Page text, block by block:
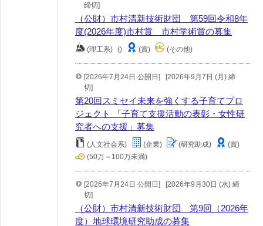
締切]
（公財）市村清新技術財団 第59回令和8年
度(2026年度)市村賞 市村学術賞の募集
(理工系) () (賞) (その他)
[2026年7月24日 公開日]
[2026年9月7日 (月) 締
切]
第20回スミセイ未来を強くする子育てプロ
ジェクト 「子育て支援活動の表彰・女性研
究者への支援」募集
(人文社会系) (企業) (研究助成)
(賞)
(50万～100万未満)
[2026年7月24日 公開日]
[2026年9月30日 (水) 締
切]
（公財）市村清新技術財団 第9回（2026年
度）地球環境研究助成の募集